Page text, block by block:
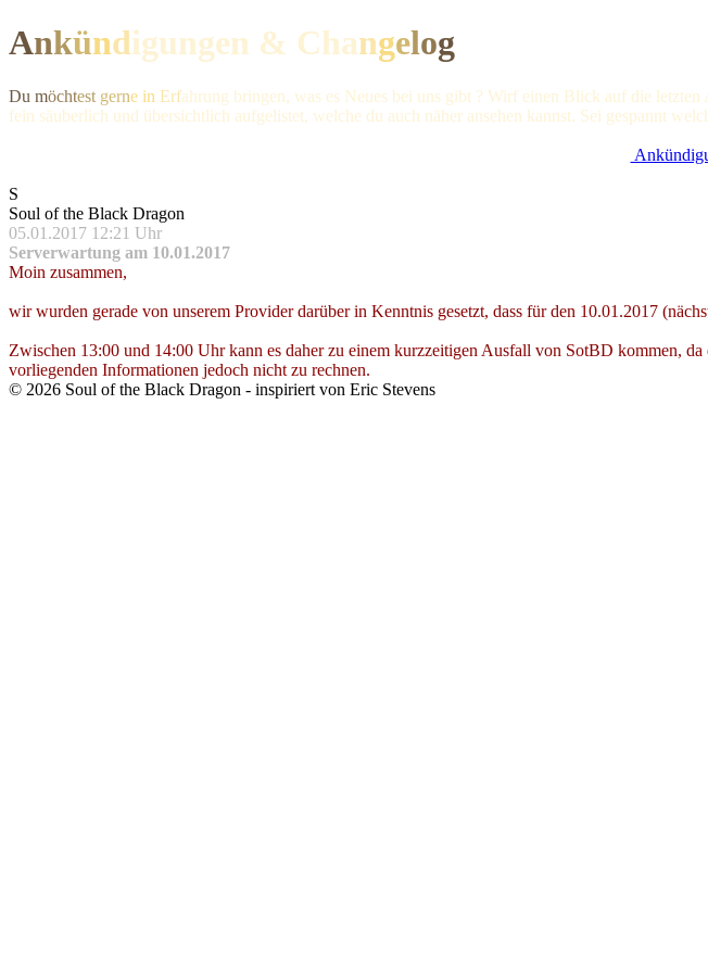
Ankündigungen & Changelog
Du möchtest gerne in Erfahrung bringen, was es Neues bei uns gibt ? Wirf einen Blick auf die
fein säuberlich und übersichtlich aufgelistet, welche du auch näher ansehen kannst. Sei gespannt
S
Soul of the Black Dragon
05.01.2017 12:21 Uhr
Serverwartung am 10.01.2017
Moin zusammen,
wir wurden gerade von unserem Provider darüber in Kenntnis gesetzt, dass für den 10.01.2017
Zwischen 13:00 und 14:00 Uhr kann es daher zu einem kurzzeitigen Ausfall von SotBD kommen,
vorliegenden Informationen jedoch nicht zu rechnen.
© 2026 Soul of the Black Dragon - inspiriert von Eric Stevens